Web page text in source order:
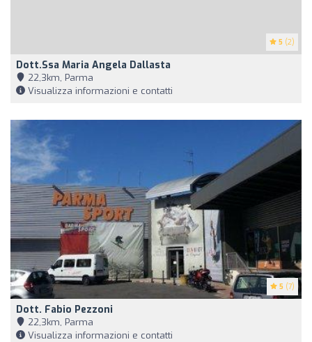
5 (2)
Dott.ssa Maria Angela Dallasta
22,3km, Parma
Visualizza informazioni e contatti
5 (7)
Dott. Fabio Pezzoni
22,3km, Parma
Visualizza informazioni e contatti